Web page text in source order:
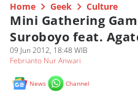
Home Geek Culture
Mini Gathering
Suroboyo feat.
09 Jun 2012, 18:48 WIB
Febrianto Nur Anwari
News Channel